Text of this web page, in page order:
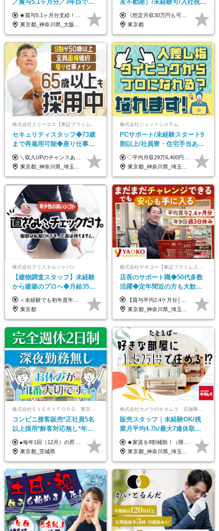
／賞与5.1ヶ月分／3年目で年
収730万円も可／食事手当あり
／年休120日以上
★賞与5.1ヶ月分支給！ ★入社3年目・30代で年収730万円の先輩も活躍中！ ★入社1年目・20代で月収29万円の実績あり 月給：22.5万円～30.5万円＋各種手当＋賞与年2回＋残業代全額支給 ※経験・能力などを考慮のうえ決定します ※上記月給には食事手当(5000円／月）を含みます ※残業代は分単位で100％支給いたします ※試用期間3ヶ月。その間の給与・待遇に差異はありません 【月収例】 ◆33.5万円／31歳 入社7か月 ◆38.5万円／32歳 入社1年目 ◆48.4万円／44歳 入社12年目 ※経験・能力などを考慮のうえ決定 ※月収・給与例には休日手当も含みます 【手当詳細】 ◆交通費規定支給（上限3万5000円／月） ◆時間外手当全額支給 ◆休日出勤手当 ◆港湾住宅あり（1R・2万円台～） ◆資格取得支援制度：全額負担 ◆地域手当：関東地区1万円／月
東京都_神奈川県_大阪府_愛知県_兵庫県
友不動産）/未経験可/入社祝い
金10万円/月収30万円可/40～
50代活躍/S102
《想定月収30万円も可能！/想定年収380万円》 ■月給24万5000円以上＋賞与年2回(2カ月/2025年実績)＋時間外手当＋資格手当＋役職手当＋交通費 ………… ≪昇給、賞与、および各種諸手当について≫ ◇入社お祝い金（10万円 ※3カ月精勤後支給） ◇昇給/年1回 ◇賞与/年2回(2カ月/2025年実績) ◇時間外手当 ◇資格手当 └・ビル設備管理技能士1級（1万円/月） ・ビル設備管理技能士2級（5000円/月） ・建築物環境衛生管理技術者（1万円/月） ・防火管理技能者（3000円/月） ・消防設備士乙4類（3000円/月） 他 ◇役職手当 └・班長/サブリーダー/リーダー（5000円～2万円/月） ◇物件手当（最大2万円 ※物件により異なる） ◇退職金あり ※経験・年齢・能力を考慮した上、当社規定により優遇いたします。 ※3カ月の試用期間あり。その間の給与や福利厚生に差異はありません。 《モデル年収》 ・入社1年/35歳：年収380万円 ・入社3年/38歳：年収400万円
東京都
株式会社スリーエス【東証プライム上場グループ】
セキュリティスタッフ◆73歳
まで再雇用可能◆座り仕事中
心◆東証プライム上場G◆応
募者全員面接◆賞与年2回
＼収入UPのチャンスあり◎昇給も可能です！／ ◆正社員 月給(地域による）＋グレード手当、深夜手当、残業代（全額支給）等の各種手当＋賞与年2回 ＜東京都／神奈川県（横浜市）＞ 月給21万4000円～27万円 ＜埼玉県／千葉県＞ 月給19万90000円～25万1000円 ＜栃木県／茨城県／山梨県＞ 月給18万4000円～23万6000円 【試用期間】 正社員：3ヵ月 アルバイト：なし ※試用期間と本採用後の給与・待遇に差異はありません ※グレード手当、深夜手当の詳細額は面接にてご案内させていただきます ※正社員は60歳定年のため、60代の方は嘱託社員での採用です。給与条件は嘱託給与となり、退職金と賞与がありません ＼正社員は「グレード認定制」という評価あり！制度勤続年数等に応じて入社時から手当を支給／ ◆グレードI：＋2000円（入社時～） ◆グレードII：＋5000円（在籍1年以上＆当社基準に当てはまる方） ◆グレードIII：＋1万円（社内試験の合格者） ◆アルバイト・パート 東京都:時給1226円 神奈川県:時給1225円 千葉県：時給1140円 埼玉県:時給1141円 栃木県:1068円 茨城県:1074円 山梨県:1052円
東京都_神奈川県_埼玉県_千葉県_茨城県_栃木県_山梨県
株式会社ジェットシステム
PCサポート/未経験スタート9
割以上/社員寮・住宅手当あり/
正社員デビューOK/20代～30
代活躍中/全国募集
◇平均月収29万6,400円(各種手当含む) ◇住宅手当⇒最大家賃の半額支給 ◇賞与年2回支給 ■月給22万5,000円以上＋地域手当＋時間外手当＋住宅手当＋家族手当 ※経験やスキルに応じて給与を決定します ※試用期間2ヶ月あり（期間内は時給1,060円以上となります） └地域により上がる可能性があり／例：東京都時給1,370円 └その他待遇に差異なし ＜モデル月収例＞ 1年目：296,400円 3年目：320,000円 【固定残業代について】 なし（残業代は、実際の労働時間に応じて別途全額支給）
東京都_神奈川県_埼玉県_千葉県_大阪府_愛知県_北海道_青森県_岩手県_宮城県_秋田県_山形県_福島県_茨城県_群馬県_新潟県_山梨県_長野県_富山県_石川県_静岡県_岐阜県_三重県_兵庫県_京都府_滋賀県_奈良県_和歌山県_広島県_岡山県_鳥取県_島根県_山口県_徳島県_香川県_愛媛県_高知県_福岡県_熊本県_佐賀県_長崎県_大分県_宮崎県_沖縄県
株式会社クリスタルジャパン
【建物調査スタッフ】未経験
から建築のプロへ◆月給35万
円～＋賞与年2回◆官公庁・
UR直取引◆残業月10h
＜未経験でも初年度年収490万円～＞ ◆月給35万円～65万円＋賞与年2回（7月・12月） 【なぜ未経験に35万円を払えるのか】 UR都市機構様・日本郵政様・官公庁との直取引で中間マージンがなく、修繕・緊急対応だけで年4,000～5,000件。仕事が途切れない基盤があるため、調査を担う人材に相応の給与を支払えます。 【昇給について】 年齢や社歴ではなく、成長と貢献に応じて昇給する仕組みです。1回の昇給で年収100万円UPした社員もいます。 ※経験・スキルに応じて加給・優遇いたします ※試用期間3ヶ月（その間の給与・待遇に差異はありません） ※上記月給には、固定残業代（月45時間分／8.8万円～16.5万円）を含みます。超過分は別途全額支給します ※実際の残業は月平均10時間程度です。固定残業代は残業の有無にかかわらず全額支給します 【固定残業代について】 固定残業45時間分（88,000円～165,000円）を含む ※超過分は別途全額支給
東京都
店長のサポート職◆50代多数
活躍◆定年間近の方も大歓
迎！◆出勤はお昼から◆平均
賞与2.4ヶ月分◆残業少なめ
【賞与平均2.4ケ月分│決算賞与も20年以上連続で支給中！】 ＜月収例＞ 月収29万円（地域限定正社員／残業代・各種手当含む） 月収26万円（契約社員／残業代・各種手当含む） ◆月給：月給258,400円～361,500円＋残業代＋各種手当 ※給与は前職での経験、スキルを考慮し、決定します ※残業代は全額支給します ※契約社員としてご入社いただく方は、賞与額に差異あり。詳細は面接でお話しします ※試用期間3ヶ月あり。条件に変更はありません ※契約社員の場合：契約期間12カ月（更新あり） ※60歳未満でご入社いただいた方も、60歳になったタイミングで雇用形態は契約社員に切り替えとなります。
東京都_神奈川県_埼玉県_千葉県_茨城県_栃木県_群馬県
株式会社ＥＶＥＲＹＦＯＯＤ 東京本社
コンビニ接客販売*正社員5名
以上採用*酔客対応無し*年休
120日～*創業59年の安定基盤*
コンビニ経験者優遇
●毎年1回（12月）の昇給で給与にしっかり反映！ ●賞与年2回あり（6月・12月） 月給26万円＋賞与年2回＋交通費全額支給 役職の有無にかかわらず、日々の頑張りは正当に評価します！ リーダー・店長昇格後は等級に合わせて給与UP＋役職手当があるので、 納得感を持って働くことができます◎ ※経験・スキルを考慮の上、決定します ※上記金額には固定残業代（21時間分・3万7300円以上）を含みます。超過分は別途全額支給します ※試用期間3ヶ月間あり（期間中の給与・待遇に差異はありません）
東京都_茨城県
販売スタッフ｜未経験OK/残
業月平均4.7h/最大7連休取得
可/全国募集/家賃8割を会社が
負担/賞与年2回
★家賃を8割補助！（限度額は地域により異なる） ※転勤による引っ越しが発生する場合 ＝＝＝＝＝＝＝＝＝＝＝＝＝＝＝＝＝＝＝＝＝＝＝ 例えば、家賃7.5万円なら6万円は会社で負担。 あなたが支払うのは、たったの1.5万円です！ 年間では自己負担額が約72万ほどお得になります！ ＝＝＝＝＝＝＝＝＝＝＝＝＝＝＝＝＝＝＝＝＝＝＝ 月給22万8,700円～26万3,100円＋賞与年2回（初回の支給は当社規定による）＋残業手当 ＜実際の給与例＞ *24歳:月給23万4,700円＋賞与年2回（初回の支給は当社規定による）＋残業手当＋諸手当 ※上記はあくまで参考月給です。ご経歴・年齢を考慮し、当社規定により決定します ※評価により昇給あり ※残業代は別途支給あり ※試用期間2ヶ月あり（期間中の給与・待遇に差異はありません） 【実在する社員の年収モデル】 年収530万円（30歳） 年収820万円（40歳） 【入社時の想定年収】 330万円～900万円
東京都_神奈川県_埼玉県_千葉県_大阪府_愛知県_北海道_青森県_宮城県_秋田県_山形県_茨城県_群馬県_新潟県_長野県_富山県_静岡県_三重県_兵庫県_京都府_広島県_岡山県_鳥取県_山口県_徳島県_香川県_愛媛県_福岡県_熊本県_佐賀県_長崎県_大分県_宮崎県_鹿児島県